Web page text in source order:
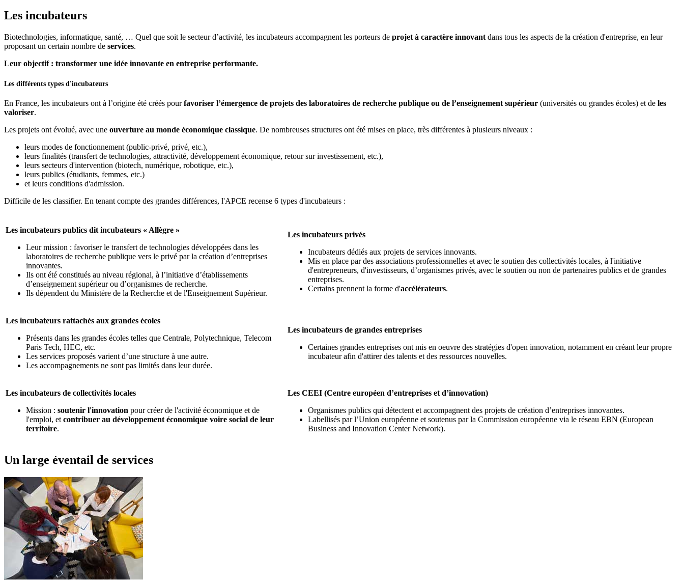
Les incubateurs
Biotechnologies, informatique, santé, … Quel que soit le secteur d’activité, les incubateurs accompagnent les porteurs de projet à caractère innovant dans tous les aspects de la création d'entreprise, en leur
proposant un certain nombre de services.
Leur objectif : transformer une idée innovante en entreprise performante.
Les différents types d'incubateurs
En France, les incubateurs ont à l’origine été créés pourfavoriser l’émergence de projets des laboratoires de recherche publique ou de l’enseignement supérieur (universités ou grandes écoles) et de les
valoriser.
Les projets ont évolué, avec une ouverture au monde économique classique. De nombreuses structures ont été mises en place, très différentes à plusieurs niveaux :
leurs modes de fonctionnement (public-privé, privé, etc.),
leurs finalités (transfert de technologies, attractivité, développement économique, retour sur investissement, etc.),
leurs secteurs d'intervention (biotech, numérique, robotique, etc.),
leurs publics (étudiants, femmes, etc.)
et leurs conditions d'admission.
Difficile de les classifier. En tenant compte des grandes différences, l'APCE recense 6 types d'incubateurs :
Les incubateurs publics dit incubateurs « Allègre »
Leur mission : favoriser le transfert de technologies développées dans les
laboratoires de recherche publique vers le privé par la création d’entreprises
innovantes.
Ils ont été constitués au niveau régional, à l’initiative d’établissements
d’enseignement supérieur ou d’organismes de recherche.
Ils dépendent du Ministère de la Recherche et de l'Enseignement Supérieur.
Les incubateurs privés
Incubateurs dédiés aux projets de services innovants.
Mis en place par des associations professionnelles et avec le soutien des collectivités locales, à l'initiative
d'entrepreneurs, d'investisseurs, d’organismes privés, avec le soutien ou non de partenaires publics et de grandes
entreprises.
Certains prennent la forme d'accélérateurs.
Les incubateurs rattachés aux grandes écoles
Présents dans les grandes écoles telles que Centrale, Polytechnique, Telecom
Paris Tech, HEC, etc.
Les services proposés varient d’une structure à une autre.
Les accompagnements ne sont pas limités dans leur durée.
Les incubateurs de grandes entreprises
Certaines grandes entreprises ont mis en oeuvre des stratégies d'open innovation, notamment en créant leur propre
incubateur afin d'attirer des talents et des ressources nouvelles.
Les incubateurs de collectivités locales
Mission : soutenir l'innovation pour créer de l'activité économique et de
l'emploi, et contribuer au développement économique voire social de leur
territoire.
Les CEEI (Centre européen d’entreprises et d’innovation)
Organismes publics qui détectent et accompagnent des projets de création d’entreprises innovantes.
Labellisés par l’Union européenne et soutenus par la Commission européenne via le réseau EBN (European
Business and Innovation Center Network).
Un large éventail de services